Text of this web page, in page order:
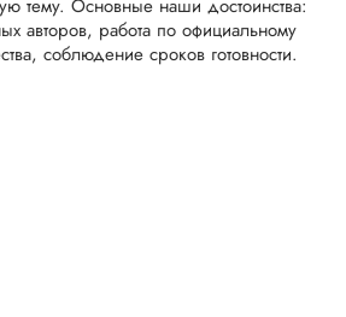
тему. Основные наши достоинства:
авторов, работа по официальному
соблюдение сроков готовности.
Сергей